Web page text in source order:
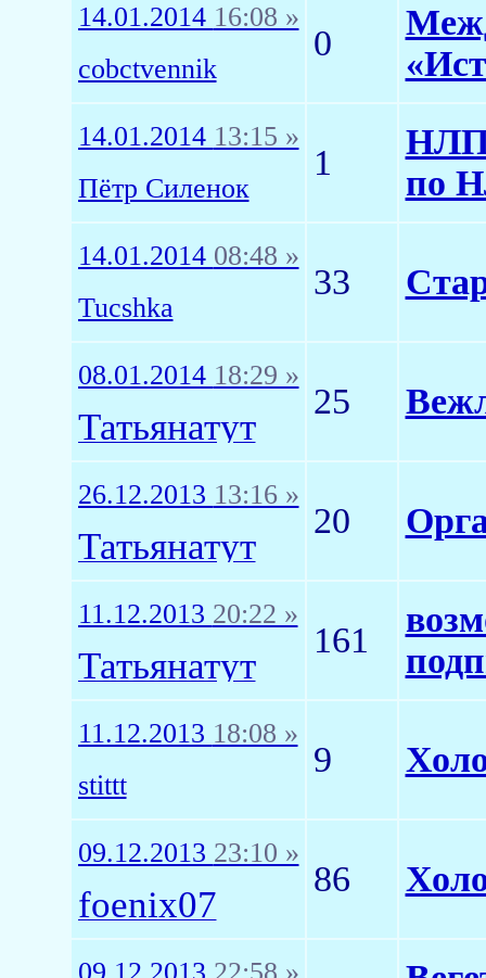
14.01.2014 16:08 »
cobctvennik
0
14.01.2014 13:15 »
Пётр Силенок
1
по
14.01.2014 08:48 »
Tucshka
33
08.01.2014 18:29 »
Татьянатут
25
26.12.2013 13:16 »
Татьянатут
20
11.12.2013 20:22 »
Татьянатут
161
11.12.2013 18:08 »
stittt
9
09.12.2013 23:10 »
foenix07
86